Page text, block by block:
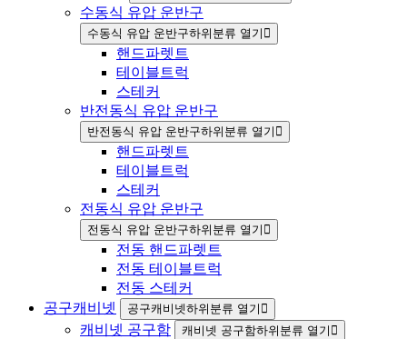
수동식 유압 운반구
수동식 유압 운반구하위분류 열기
핸드파렛트
테이블트럭
스테커
반전동식 유압 운반구
반전동식 유압 운반구하위분류 열기
핸드파렛트
테이블트럭
스테커
전동식 유압 운반구
전동식 유압 운반구하위분류 열기
전동 핸드파렛트
전동 테이블트럭
전동 스테커
공구캐비넷
공구캐비넷하위분류 열기
캐비넷 공구함 캐비넷 공구함하위분류 열기